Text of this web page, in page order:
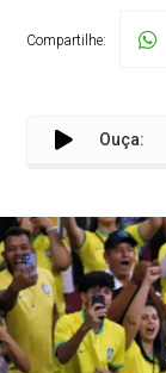
Compartilhe:
Ouça: